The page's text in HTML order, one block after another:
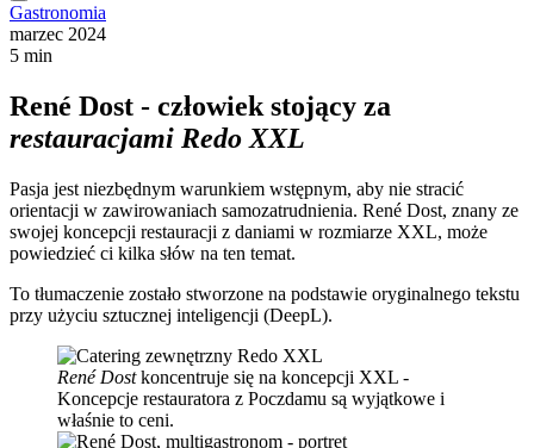
Gastronomia
marzec 2024
5 min
René Dost - człowiek stojący za
restauracjami Redo XXL
Pasja jest niezbędnym warunkiem wstępnym, aby nie stracić
orientacji w zawirowaniach samozatrudnienia. René Dost, znany ze
swojej koncepcji restauracji z daniami w rozmiarze XXL, może
powiedzieć ci kilka słów na ten temat.
To tłumaczenie zostało stworzone na podstawie oryginalnego tekstu
przy użyciu sztucznej inteligencji (DeepL).
René Dostkoncentruje się na koncepcji XXL -
Koncepcje restauratora z Poczdamu są wyjątkowe i
właśnie to ceni.